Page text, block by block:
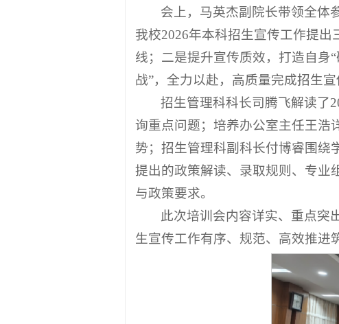
会上，马英杰副院长带领全体
我校2026年本科招生宣传工作提
线；二是提升宣传质效，打造自身
战”，全力以赴，高质量完成招生宣
招生管理科科长司腾飞解读了
询重点问题；培养办公室主任王浩
势；招生管理科副科长付博睿围绕
提出的政策解读、录取规则、专业
与政策要求。
此次培训会内容详实、重点突
生宣传工作有序、规范、高效推进